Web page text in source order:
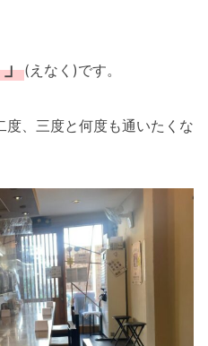
(えなく)です。
、三度と何度も通いたくな